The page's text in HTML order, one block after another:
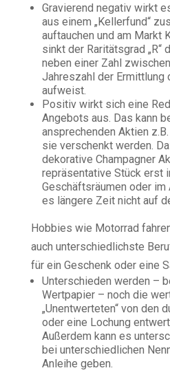
Gravierend negativ wirkt
aus einem „Kellerfund“
auftauchen und am Markt
sinkt der Raritätsgrad „R“
neben einer Zahl
Jahreszahl der Ermittlung
aufweist.
Positiv wirkt sich eine
Angebots aus. Das kann
ansprechenden Aktien
sie verschenkt werden.
dekorative Champagner
repräsentative Stück erst
Geschäftsräumen oder
es längere Zeit nicht auf
Hobbies wie Motorrad
auch unterschiedlichste
für ein Geschenk oder eine
Unterschieden werden –
Wertpapier – noch die
„Unentwerteten“ von den
oder eine Lochung
Außerdem kann es
bei unterschiedlichen
Anleihe geben.